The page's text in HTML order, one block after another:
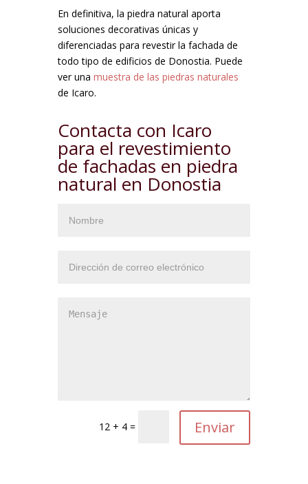
En definitiva, la piedra natural aporta
soluciones decorativas únicas y
diferenciadas para revestir la fachada de
todo tipo de edificios de Donostia. Puede
ver una muestra de las piedras naturales
de Icaro.
Contacta con Icaro
para el revestimiento
de fachadas en piedra
natural en Donostia
12 + 4 =